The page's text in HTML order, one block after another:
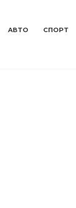
АВТО СПОРТ